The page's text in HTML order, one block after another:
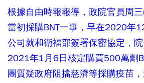
根據自由時報報導，政院官員周
當初採購BNT一事，早在2020年
公司就和衛福部簽署保密協定，
2021年1月6日核定購買500萬劑
團質疑政府阻擋慈濟等採購疫苗，